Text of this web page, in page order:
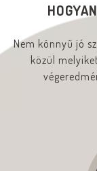
Nem könnyű jó
közül